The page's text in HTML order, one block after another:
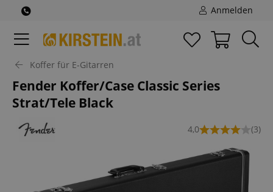
Anmelden
Koffer für E-Gitarren
Fender Koffer/Case Classic Series
Strat/Tele Black
4,0 (3)